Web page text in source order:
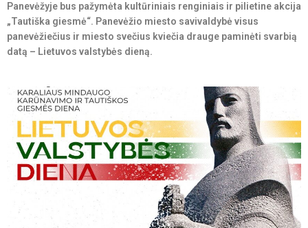
Panevėžyje bus pažymėta kultūriniais renginiais ir pilietine akcija
„Tautiška giesmė“. Panevėžio miesto savivaldybė visus
panevėžiečius ir miesto svečius kviečia drauge paminėti svarbią
datą – Lietuvos valstybės dieną.